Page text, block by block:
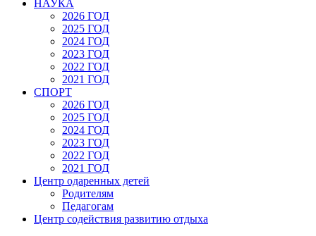
НАУКА
2026 ГОД
2025 ГОД
2024 ГОД
2023 ГОД
2022 ГОД
2021 ГОД
СПОРТ
2026 ГОД
2025 ГОД
2024 ГОД
2023 ГОД
2022 ГОД
2021 ГОД
Центр одаренных детей
Родителям
Педагогам
Центр содействия развитию отдыха